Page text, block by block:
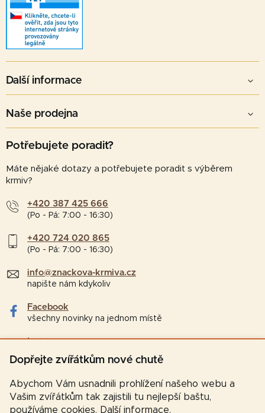
Dopřejte zvířátkům nové chutě
Abychom Vám usnadnili prohlížení našeho webu a
Vašim zvířátkům tak zajistili tu nejlepší baštu,
používáme cookies. Další informace.
Další informace
Naše prodejna
Potřebujete poradit?
Máte nějaké dotazy a potřebujete poradit s výběrem
krmiv?
+420 387 425 666
(Po - Pá: 7:00 - 16:30)
+420 724 020 865
(Po - Pá: 7:00 - 16:30)
info@znackova-krmiva.cz
napište nám kdykoliv
Facebook
všechny novinky na jednom místě
Instagram
tipy a zajímavosti pro chovatele